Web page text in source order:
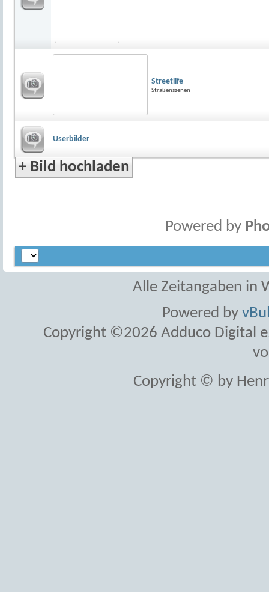
Streetlife
Straßenszenen
Userbilder
+ Bild hochladen
Powered by
Alle Zeitangaben in
Powered by
Copyright ©2026 Adduco Digital
Copyright © by